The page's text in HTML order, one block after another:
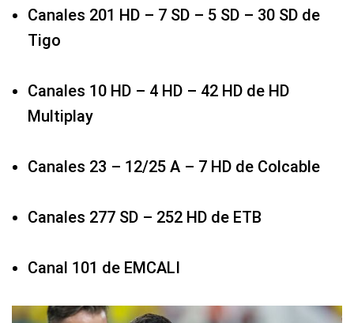
Canales 201 HD – 7 SD – 5 SD – 30 SD de
Tigo
Canales 10 HD – 4 HD – 42 HD de HD
Multiplay
Canales 23 – 12/25 A – 7 HD de Colcable
Canales 277 SD – 252 HD de ETB
Canal 101 de EMCALI